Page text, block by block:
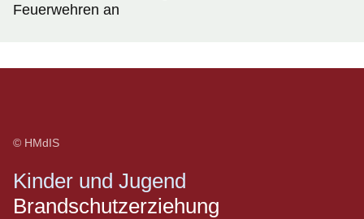
Feuerwehren an
© HMdIS
Kinder und Jugend
Brandschutzerziehung